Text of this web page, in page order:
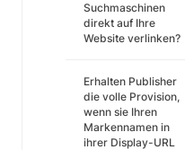
Suchmaschinen
direkt auf Ihre
Website verlinken?
Erhalten Publisher
die volle Provision,
wenn sie Ihren
Markennamen in
ihrer Display-URL